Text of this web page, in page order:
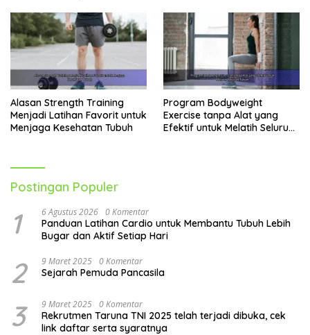
Alasan Strength Training
Menjadi Latihan Favorit untuk
Menjaga Kesehatan Tubuh
Program Bodyweight
Exercise tanpa Alat yang
Efektif untuk Melatih Seluruh
Postingan Populer
1 6 Agustus 2026 0 Komentar
Panduan Latihan Cardio untuk Membantu Tubuh Lebih
Bugar dan Aktif Setiap Hari
2 9 Maret 2025 0 Komentar
Sejarah Pemuda Pancasila
3 9 Maret 2025 0 Komentar
Rekrutmen Taruna TNI 2025 telah terjadi dibuka, cek
link daftar serta syaratnya